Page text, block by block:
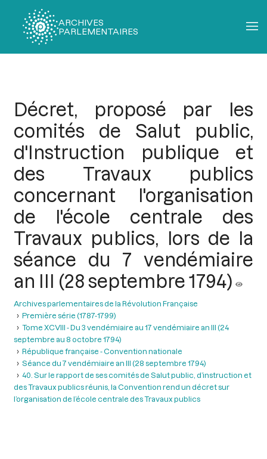
ARCHIVES
PARLEMENTAIRES
Décret, proposé par les
comités de Salut public,
d'Instruction publique et
des Travaux publics
concernant l'organisation
de l'école centrale des
Travaux publics, lors de la
séance du 7 vendémiaire
an III (28 septembre 1794)
Archives parlementaires de la Révolution Française
Première série (1787-1799)
Tome XCVIII - Du 3 vendémiaire au 17 vendémiaire an III (24
septembre au 8 octobre 1794)
République française - Convention nationale
Séance du 7 vendémiaire an III (28 septembre 1794)
40. Sur le rapport de ses comités de Salut public, d’instruction et
des Travaux publics réunis, la Convention rend un décret sur
l’organisation de l’école centrale des Travaux publics